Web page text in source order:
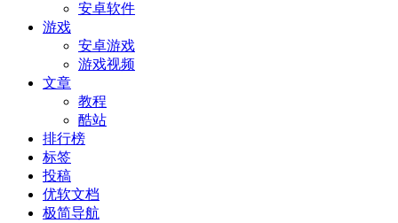
安卓软件
游戏
安卓游戏
游戏视频
文章
教程
酷站
排行榜
标签
投稿
优软文档
极简导航